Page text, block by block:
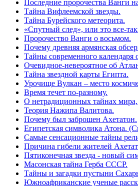
Последние пророчества Ванги
Тайна Вифлеемской звезды.
Тайна Бурейского метеорита.
«Спутный след», или это все-
Пророчество Ванги о восьмом.
Почему древняя армянская
Тайны современного
Очевидное-невероятное об
Тайна звездной карты Египта.
Урочище Вулкан – место
Время течет по-разному.
О нетрадиционных тайнах
Теория Нажипа Валитова.
Почему был заброшен Ахетатон.
Египетская символика Атона.
Самые сенсационные тайны
Причина гибели жителей
Пятиконечная звезда - новый
Масонская тайна Герба СССР.
Тайны и загадки пустыни
Южноафриканские ученые